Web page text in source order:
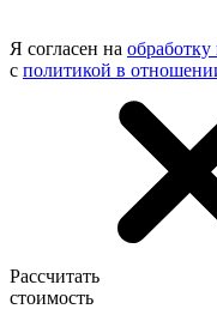
Я согласен на
с политикой в
Рассчитать
стоимость